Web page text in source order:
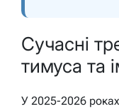
Сучасні
тимуса та
У 2025-2026